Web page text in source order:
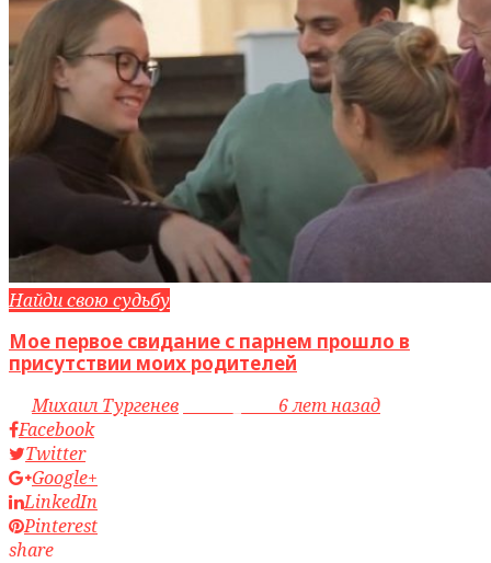
Найди свою судьбу
Мое первое свидание с парнем прошло в
присутствии моих родителей
byМихаил Тургенев
6 лет назад
Facebook
Twitter
Google+
LinkedIn
Pinterest
share